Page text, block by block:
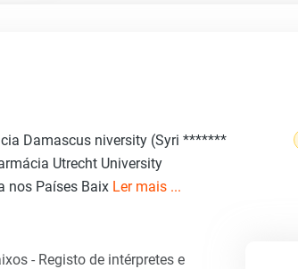
Damascus niversity (Syri *******
Utrecht University
nos Países Baix Ler mais ...
- Registo de intérpretes e